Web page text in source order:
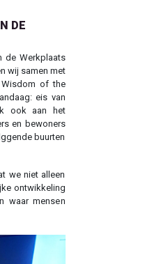
DE
de Werkplaats
wij samen met
Wisdom of the
eis van
ook aan het
en bewoners
buurten
we niet alleen
ontwikkeling
waar mensen